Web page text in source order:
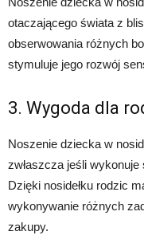
otaczającego świata z
obserwowania różnych
stymuluje jego rozwój
3. Wygoda dla
Noszenie dziecka w
zwłaszcza jeśli
Dzięki nosidełku rodzic
wykonywanie różnych
zakupy.